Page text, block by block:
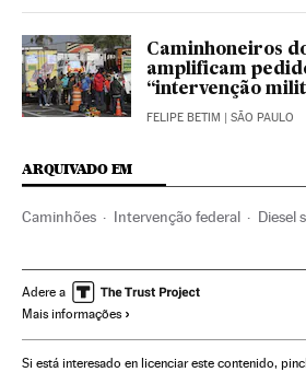
Caminhoneiros
amplificam
“intervenção
FELIPE BETIM | SÃO PAULO
ARQUIVADO EM
Caminhões Intervenção federal Diesel
Michel Temer Preço combustíveis
Combustíveis sintéticos
Combustíveis Greves Petróleo
Adere a
Mais informações
Si está interesado en licenciar este contenido,